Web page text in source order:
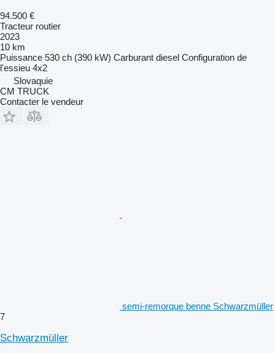
94.500 €
Tracteur routier
2023
10 km
Puissance 530 ch (390 kW) Carburant diesel Configuration de
l'essieu 4x2
Slovaquie
CM TRUCK
Contacter le vendeur
semi-remorque benne Schwarzmüller
7
Schwarzmüller